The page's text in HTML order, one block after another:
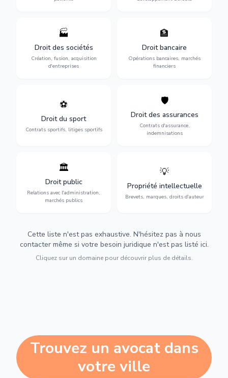
🏭
Droit des sociétés
Création, fusion, acquisition
d'entreprises
Structuration de votre
société : création, fusion-
acquisition, gouvernance et
restructuration.
🏦
Droit bancaire
Opérations bancaires, marchés
financiers
Gestion de vos opérations
financières : contentieux
bancaire, investissements et
régulation.
⚽
Droit du sport
Contrats sportifs, litiges sportifs
Expertise en droit sportif :
transferts, sponsoring et
contentieux.
🛡️
Droit des assurances
Contrats d'assurance,
indemnisations
Défense de vos intérêts :
contrats d'assurance,
sinistres et indemnisations
optimales.
🏛️
Droit public
Relations avec l'administration,
marchés publics
Gestion de vos relations
avec l'administration :
marchés publics,
urbanisme et contentieux.
💡
Propriété intellectuelle
Brevets, marques, droits d'auteur
Protection de vos créations
d'auteur et lutte contre la
contrefaçon.
Cette liste n'est pas exhaustive. N'hésitez pas à nous
contacter même si votre besoin juridique n'est pas listé ici.
Cliquez sur un domaine pour découvrir plus de détails.
Trouvez un avocat dans
votre ville